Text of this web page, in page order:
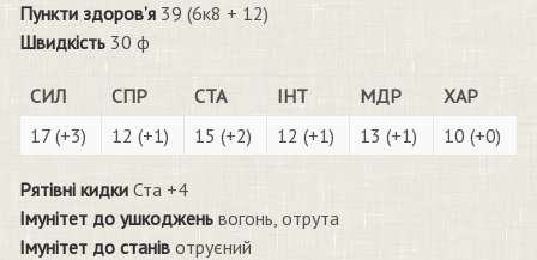
Пункти здоров’я 39 (6к8 + 12)
Швидкість 30 ф
СИЛ СПР СТА ІНТ МДР
ХАР
17 (+3)
12 (+1) 15 (+2) 12 (+1) 13 (+1) 10 (+0)
Рятівні кидки Ста +4
Імунітет до ушкоджень вогонь, отрута
Імунітет до станів отруєний